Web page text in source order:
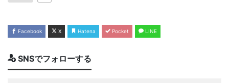
Facebook X Hatena Pocket LINE
SNSでフォローする